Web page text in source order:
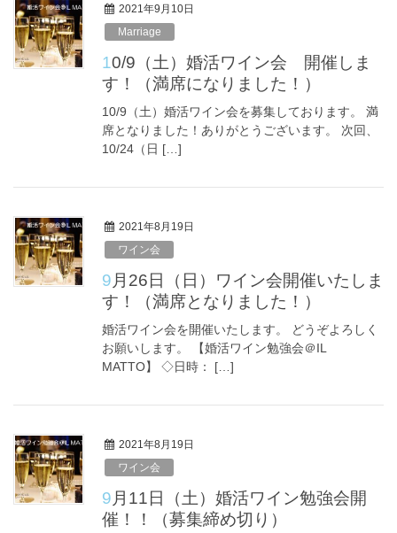
2021年9月10日
Marriage
10/9（土）婚活ワイン会 開催しま
す！（満席になりました！）
10/9（土）婚活ワイン会を募集しております。 満
席となりました！ありがとうございます。 次回、
10/24（日 […]
2021年8月19日
ワイン会
9月26日（日）ワイン会開催いたしま
す！（満席となりました！）
婚活ワイン会を開催いたします。 どうぞよろしく
お願いします。 【婚活ワイン勉強会＠IL
MATTO】 ◇日時： […]
2021年8月19日
ワイン会
9月11日（土）婚活ワイン勉強会開
催！！（募集締め切り）